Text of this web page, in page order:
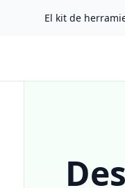
El kit de